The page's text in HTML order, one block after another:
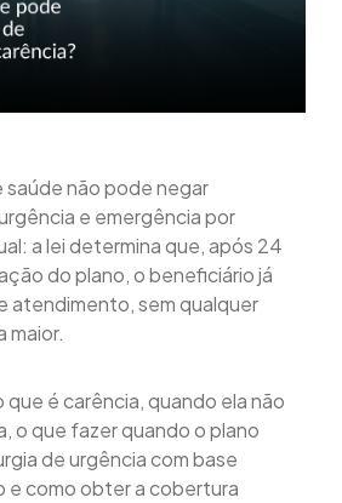
saúde não pode negar
e emergência por
a lei determina que, após 24
do plano, o beneficiário já
atendimento, sem qualquer
maior.
é carência, quando ela não
o que fazer quando o plano
de urgência com base
e como obter a cobertura